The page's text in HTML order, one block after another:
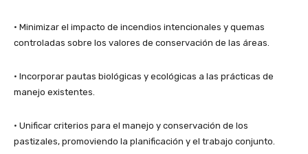
• Minimizar el impacto de incendios intencionales y quemas
controladas sobre los valores de conservación de las áreas.
• Incorporar pautas biológicas y ecológicas a las prácticas de
manejo existentes.
• Unificar criterios para el manejo y conservación de los
pastizales, promoviendo la planificación y el trabajo conjunto.